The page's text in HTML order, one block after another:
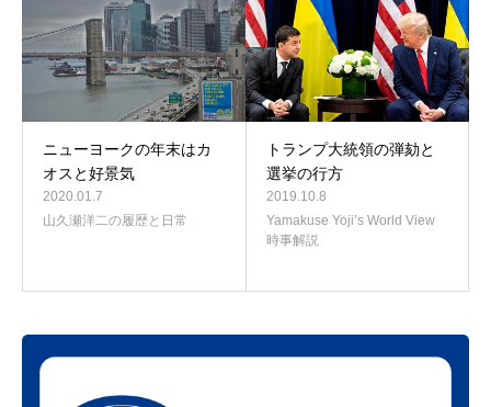
ニューヨークの年末はカ
オスと好景気
2020.01.7
山久瀬洋二の履歴と日常
トランプ大統領の弾劾と
選挙の行方
2019.10.8
Yamakuse Yoji’s World View
時事解説